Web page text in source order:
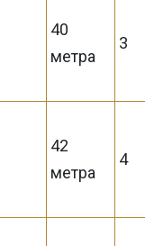
40
метра
3
42
метра
4